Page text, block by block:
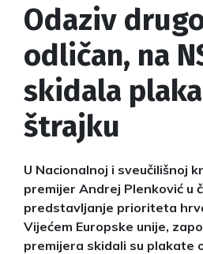
Odaziv
odličan, na
skidala
štrajku
U Nacionalnoj i sveučilišnoj
premijer Andrej Plenković u
predstavljanje prioriteta
Vijećem Europske unije,
premijera skidali su plakate